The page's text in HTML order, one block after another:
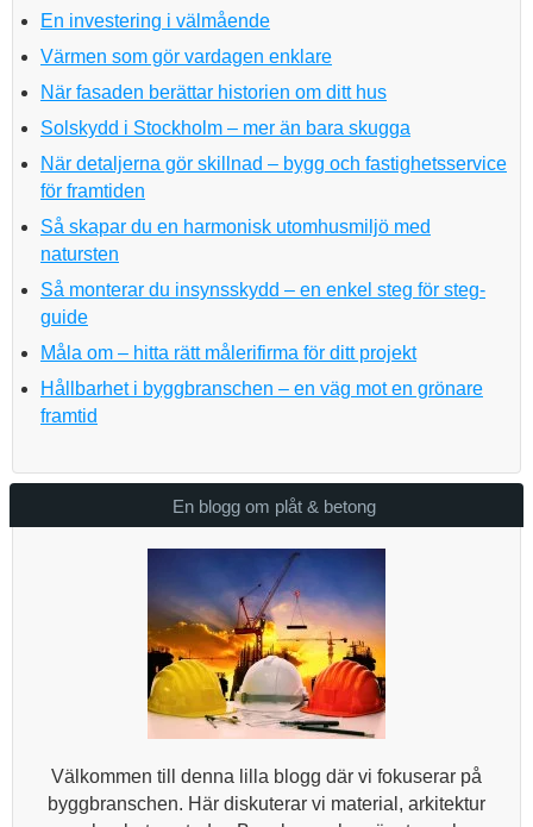
En investering i välmående
Värmen som gör vardagen enklare
När fasaden berättar historien om ditt hus
Solskydd i Stockholm – mer än bara skugga
När detaljerna gör skillnad – bygg och fastighetsservice
för framtiden
Så skapar du en harmonisk utomhusmiljö med
natursten
Så monterar du insynsskydd – en enkel steg för steg-
guide
Måla om – hitta rätt målerifirma för ditt projekt
Hållbarhet i byggbranschen – en väg mot en grönare
framtid
En blogg om plåt & betong
Välkommen till denna lilla blogg där vi fokuserar på
byggbranschen. Här diskuterar vi material, arkitektur